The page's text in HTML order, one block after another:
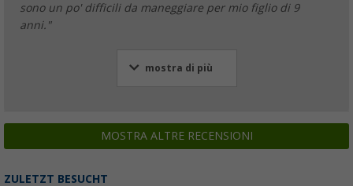
sono un po' difficili da maneggiare per mio figlio di 9
anni."
mostra di più
MOSTRA ALTRE RECENSIONI
ZULETZT BESUCHT